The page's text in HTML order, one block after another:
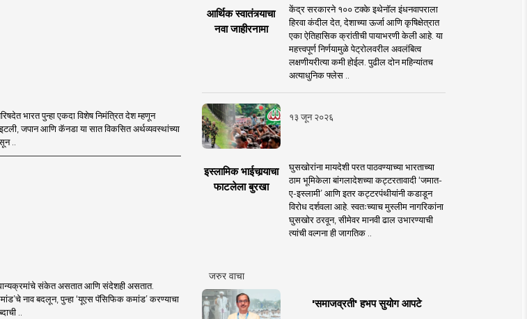
भारत पुन्हा एकदा विशेष निमंत्रित देश म्हणून
जपान आणि कॅनडा या सात विकसित अर्थव्यवस्थांच्या
..
संकेत असतात आणि संदेशही असतात.
नाव बदलून, पुन्हा ‘यूएस पॅसिफिक कमांड’ करण्याचा
..
आर्थिक स्वातंत्र्याचा
नवा जाहीरनामा
केंद्र सरकारने १०० टक्के इथेनॉल इंधनवापराला
हिरवा कंदील देत, देशाच्या ऊर्जा आणि कृषिक्षेत्रात
एका ऐतिहासिक क्रांतीची पायाभरणी केली आहे. या
महत्त्वपूर्ण निर्णयामुळे पेट्रोलवरील अवलंबित्व
लक्षणीयरीत्या कमी होईल. पुढील दोन महिन्यांतच
अत्याधुनिक फ्लेस ..
१३ जून २०२६
इस्लामिक भाईचार्‍याचा
फाटलेला बुरखा
घुसखोरांना मायदेशी परत पाठवण्याच्या भारताच्या
ठाम भूमिकेला बांगलादेशच्या कट्टरतावादी ‘जमात-
ए-इस्लामी’ आणि इतर कट्टरपंथीयांनी कडाडून
विरोध दर्शवला आहे. स्वतःच्याच मुस्लीम नागरिकांना
घुसखोर ठरवून, सीमेवर मानवी ढाल उभारण्याची
त्यांची वल्गना ही जागतिक ..
जरुर वाचा
'समाजव्रती' हभप सुयोग आपटे